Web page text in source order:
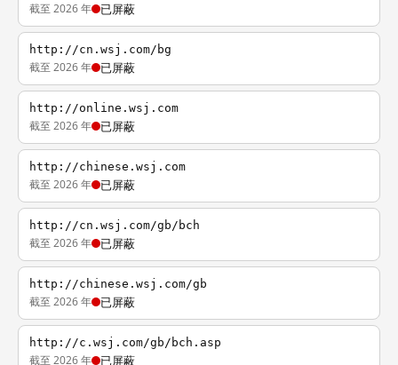
截至 2026 年 已屏蔽
http://cn.wsj.com/bg
截至 2026 年 已屏蔽
http://online.wsj.com
截至 2026 年 已屏蔽
http://chinese.wsj.com
截至 2026 年 已屏蔽
http://cn.wsj.com/gb/bch
截至 2026 年 已屏蔽
http://chinese.wsj.com/gb
截至 2026 年 已屏蔽
http://c.wsj.com/gb/bch.asp
截至 2026 年 已屏蔽